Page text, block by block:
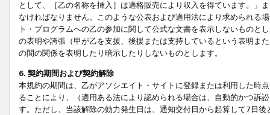
として、［乙の名称を挿入］は適格販売により収入を得ています。」
なければなりません。このような公表および適用法により求められる
ト・プログラムへの乙の参加に関して公式な文書を表示しないもの
の表明や誇張（甲が乙を支援、後援または支持しているという表明ま
の間の関係を表明したり暗示したりしないものとします。
6. 契約期間および契約解除
本規約の期間は、乙がアソシエイト・サイトに登録または利用した時
ることにより、（適用ある法により認められる場合は、自動的かつ訴
す。ただし、当該解除の効力発生日は、通知交付日から起算して7日